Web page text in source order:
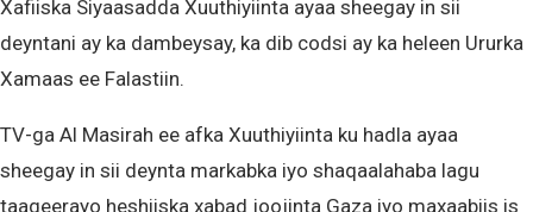
Xafiiska Siyaasadda Xuuthiyiinta ayaa sheegay in sii
deyntani ay ka dambeysay, ka dib codsi ay ka heleen Ururka
Xamaas ee Falastiin.
TV-ga Al Masirah ee afka Xuuthiyiinta ku hadla ayaa
sheegay in sii deynta markabka iyo shaqaalahaba lagu
taageerayo heshiiska xabad joojinta Gaza iyo maxaabiis is